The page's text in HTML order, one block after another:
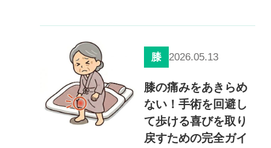
膝 2026.05.13
膝の痛みをあきらめ
ない！手術を回避し
て歩ける喜びを取り
戻すための完全ガイ